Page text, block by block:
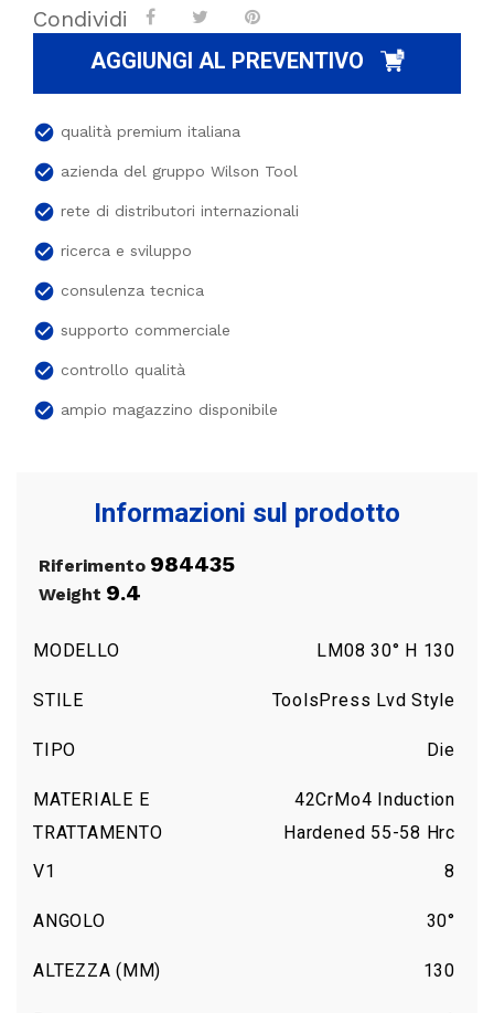
Condividi
AGGIUNGI AL PREVENTIVO
check_circle qualità premium italiana
check_circle azienda del gruppo Wilson Tool
check_circle rete di distributori internazionali
check_circle ricerca e sviluppo
check_circle consulenza tecnica
check_circle supporto commerciale
check_circle controllo qualità
check_circle ampio magazzino disponibile
Informazioni sul prodotto
Riferimento 984435
Weight 9.4
MODELLO LM08 30° H 130
STILE ToolsPress Lvd Style
TIPO Die
MATERIALE E
TRATTAMENTO
42CrMo4 Induction
Hardened 55-58 Hrc
V1
8
ANGOLO 30°
ALTEZZA (MM) 130